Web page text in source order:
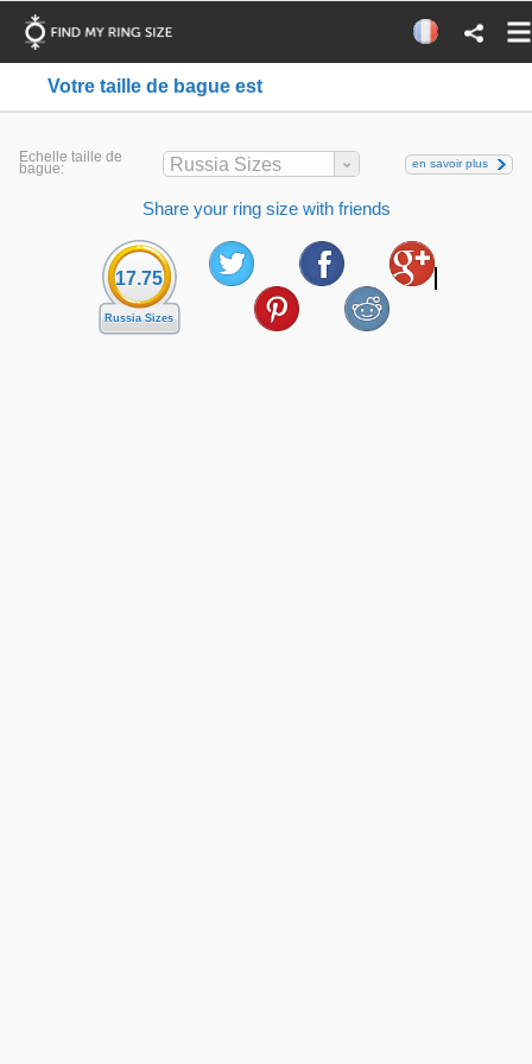
Votre taille de bague est
Echelle taille de
bague: Russia Sizes en savoir plus
Share your ring size with friends
17.75
Russia Sizes